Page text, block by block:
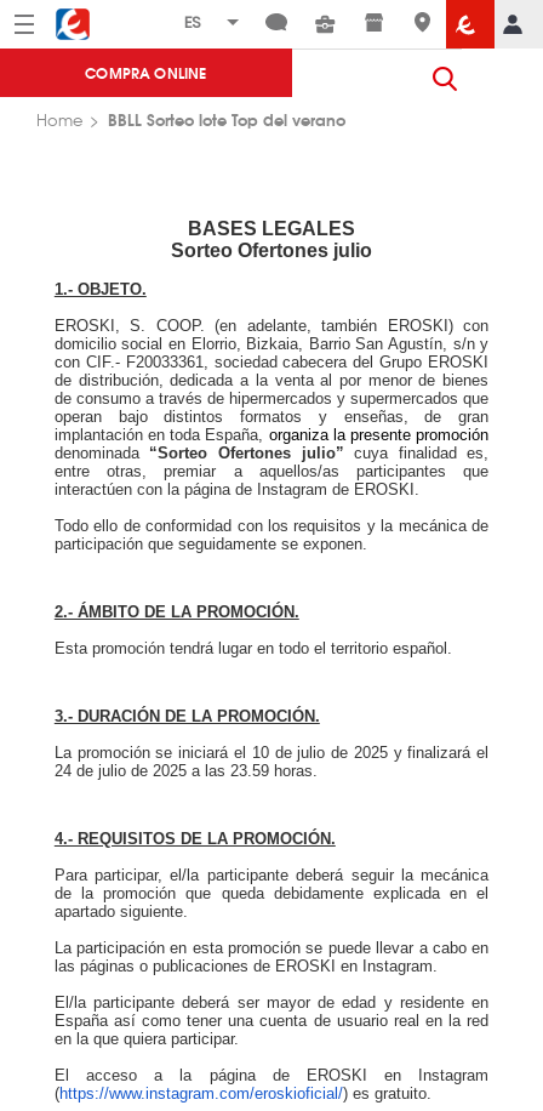
Menú Eroski
COMPRA ONLINE
Home BBLL Sorteo lote Top del verano
BASES LEGALES
Sorteo Ofertones julio
1.- OBJETO.
EROSKI, S. COOP. (en adelante, también EROSKI) con
domicilio social en Elorrio, Bizkaia, Barrio San Agustín, s/n y
con CIF.- F20033361, sociedad cabecera del Grupo EROSKI
de distribución, dedicada a la venta al por menor de bienes
de consumo a través de hipermercados y supermercados que
operan bajo distintos formatos y enseñas, de gran
implantación en toda España, organiza la presente promoción
denominada “Sorteo Ofertones julio”cuya finalidad es,
entre otras, premiar a aquellos/as participantes que
interactúen con la página de Instagram de EROSKI.
Todo ello de conformidad con los requisitos y la mecánica de
participación que seguidamente se exponen.
2.- ÁMBITO DE LA PROMOCIÓN.
Esta promoción tendrá lugar en todo el territorio español.
3.- DURACIÓN DE LA PROMOCIÓN.
La promoción se iniciará el 10 de julio de 2025 y finalizará el
24 de julio de 2025 a las 23.59 horas.
4.- REQUISITOS DE LA PROMOCIÓN.
Para participar, el/la participante deberá seguir la mecánica
de la promoción que queda debidamente explicada en el
apartado siguiente.
La participación en esta promoción se puede llevar a cabo en
las páginas o publicaciones de EROSKI en Instagram.
El/la participante deberá ser mayor de edad y residente en
España así como tener una cuenta de usuario real en la red
en la que quiera participar.
El acceso a la página de EROSKI en Instagram
(https://www.instagram.com/eroskioficial/) es gratuito.